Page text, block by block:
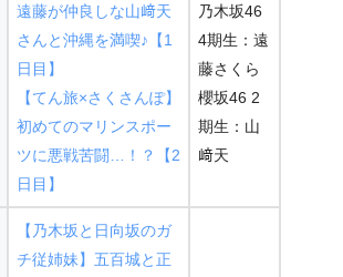
遠藤が仲良しな山﨑天
さんと沖縄を満喫♪【1
日目】
【てん旅×さくさんぽ】
初めてのマリンスポー
ツに悪戦苦闘…！？【2
日目】
乃木坂46
4期生：遠
藤さくら
櫻坂46 2
期生：山
﨑天
【乃木坂と日向坂のガ
チ従姉妹】五百城と正